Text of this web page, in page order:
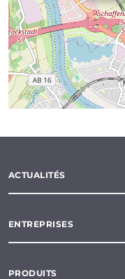
ACTUALITÉS
ENTREPRISES
PRODUITS